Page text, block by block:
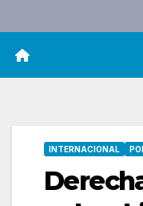
INTERNACIONAL